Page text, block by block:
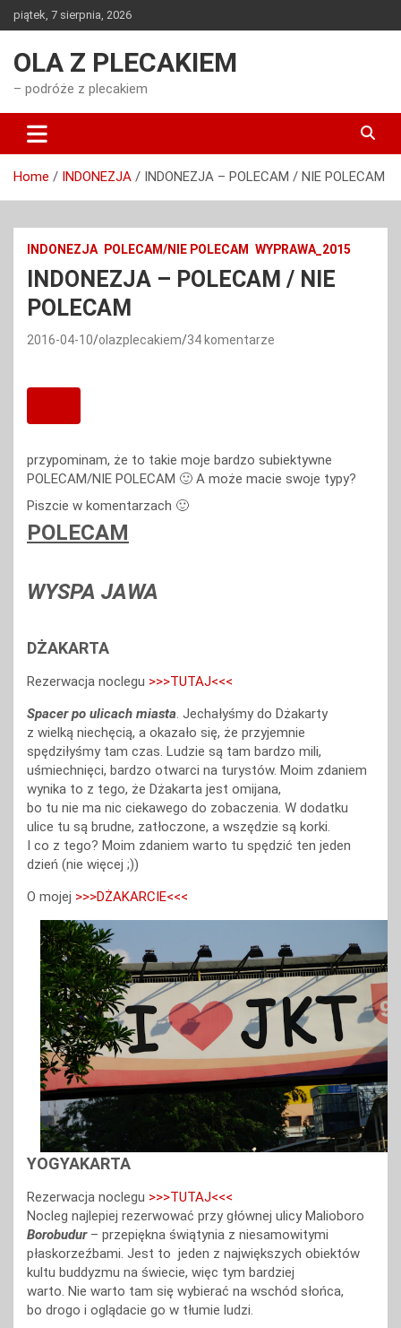
Skip
to
piątek, 7 sierpnia, 2026
OLA Z PLECAKIEM
– podróże z plecakiem
Home INDONEZJA INDONEZJA – POLECAM / NIE POLECAM
INDONEZJA POLECAM/NIE POLECAM WYPRAWA_2015
INDONEZJA – POLECAM / NIE
POLECAM
2016-04-10 olazplecakiem 34 komentarze
przypominam, że to takie moje bardzo subiektywne
POLECAM/NIE POLECAM 🙂 A może macie swoje typy?
Piszcie w komentarzach 🙂
POLECAM
WYSPA JAWA
DŻAKARTA
Rezerwacja noclegu >>>TUTAJ<<<
Spacer po ulicach miasta. Jechałyśmy do Dżakarty
z wielką niechęcią, a okazało się, że przyjemnie
spędziłyśmy tam czas. Ludzie są tam bardzo mili,
uśmiechnięci, bardzo otwarci na turystów. Moim zdaniem
wynika to z tego, że Dżakarta jest omijana,
bo tu nie ma nic ciekawego do zobaczenia. W dodatku
ulice tu są brudne, zatłoczone, a wszędzie są korki.
I co z tego? Moim zdaniem warto tu spędzić ten jeden
dzień (nie więcej ;))
O mojej >>>DŻAKARCIE<<<
YOGYAKARTA
Rezerwacja noclegu >>>TUTAJ<<<
Nocleg najlepiej rezerwować przy głównej ulicy Malioboro
Borobudur– przepiękna świątynia z niesamowitymi
płaskorzeźbami. Jest to jeden z największych obiektów
kultu buddyzmu na świecie, więc tym bardziej
warto. Nie warto tam się wybierać na wschód słońca,
bo drogo i oglądacie go w tłumie ludzi.